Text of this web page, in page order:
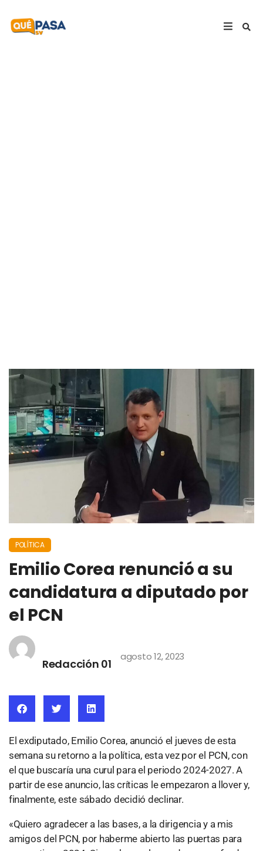
POLÍTICA
Emilio Corea renunció a su
candidatura a diputado por
el PCN
Redacción 01
agosto 12, 2023
El exdiputado, Emilio Corea, anunció el jueves de esta
semana su retorno a la política, esta vez por el PCN, con
el que buscaría una curul para el periodo 2024-2027. A
partir de ese anuncio, las críticas le empezaron a llover y,
finalmente, este sábado decidió declinar.
«Quiero agradecer a las bases, a la dirigencia y a mis
amigos del PCN, por haberme abierto las puertas para